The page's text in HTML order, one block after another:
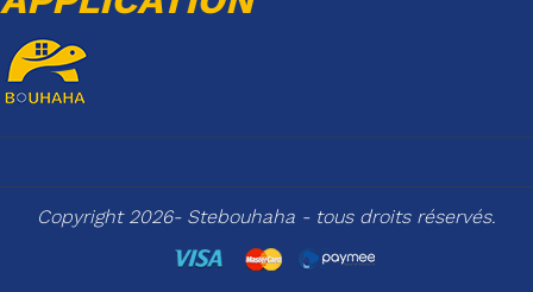
Copyright 2026- Stebouhaha - tous droits réservés.